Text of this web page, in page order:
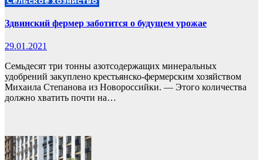
Здвинский фермер заботится о будущем урожае
29.01.2021
Семьдесят три тонны азотсодержащих минеральных
удобрений закуплено крестьянско-фермерским хозяйством
Михаила Степанова из Новороссийки. — Этого количества
должно хватить почти на…